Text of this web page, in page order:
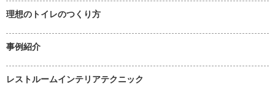
理想のトイレのつくり方
事例紹介
レストルームインテリアテクニック